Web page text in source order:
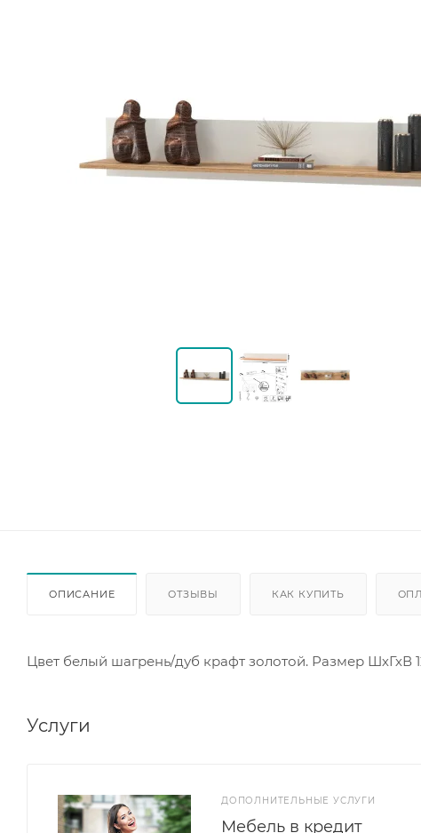
ОПИСАНИЕ ОТЗЫВЫ КАК КУПИТЬ
Цвет белый шагрень/дуб крафт золотой. Размер ШхГхВ
Услуги
ДОПОЛНИТЕЛЬНЫЕ УСЛУГИ
Мебель в кредит